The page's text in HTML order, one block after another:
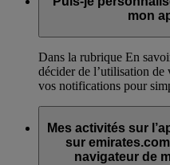
mon
Dans la rubrique En
décider de l’utilisation de
vos notifications pour
Mes activités sur
sur
navigateur de